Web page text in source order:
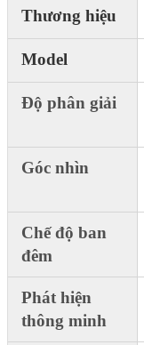
Thương hiệu
Model
Độ phân giải
Góc nhìn
Chế độ ban
đêm
Phát hiện
thông minh